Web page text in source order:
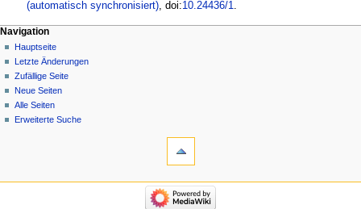
(automatisch synchronisiert), doi:10.24436/1.
Navigation
Hauptseite
Letzte Änderungen
Zufällige Seite
Neue Seiten
Alle Seiten
Erweiterte Suche